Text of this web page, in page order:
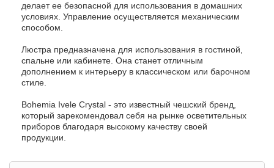
делает ее безопасной для использования в домашних
условиях. Управление осуществляется механическим
способом.
Люстра предназначена для использования в гостиной,
спальне или кабинете. Она станет отличным
дополнением к интерьеру в классическом или барочном
стиле.
Bohemia Ivele Crystal - это известный чешский бренд,
который зарекомендовал себя на рынке осветительных
приборов благодаря высокому качеству своей
продукции.